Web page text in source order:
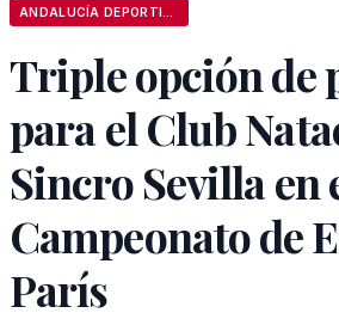
Triple opción de
para el Club
Sincro Sevilla en
Campeonato de
París